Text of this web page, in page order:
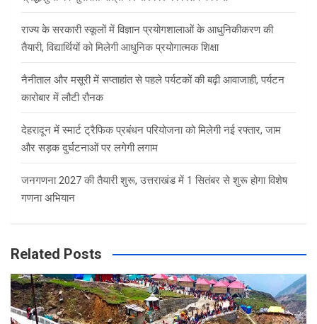
राज्य के सरकारी स्कूलों में विज्ञान प्रयोगशालाओं के आधुनिकीकरण की
तैयारी, विद्यार्थियों को मिलेगी आधुनिक प्रयोगात्मक शिक्षा
नैनीताल और मसूरी में सप्ताहांत से पहले पर्यटकों की बढ़ी आवाजाही, पर्यटन
कारोबार में लौटी रौनक
देहरादून में स्मार्ट ट्रैफिक प्रबंधन परियोजना को मिलेगी नई रफ्तार, जाम
और सड़क दुर्घटनाओं पर लगेगी लगाम
जनगणना 2027 की तैयारी शुरू, उत्तराखंड में 1 सितंबर से शुरू होगा विशेष
गणना अभियान
Related Posts